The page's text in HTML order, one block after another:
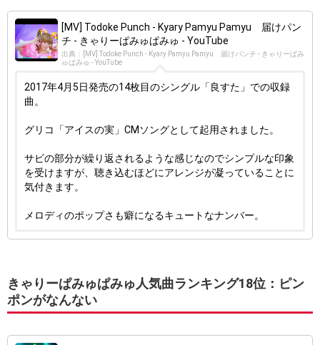
[MV] Todoke Punch - Kyary Pamyu Pamyu 届けパン
チ - きゃりーぱみゅぱみゅ - YouTube
出典：[MV] Todoke Punch - Kyary Pamyu Pamyu 届けパンチ - きゃりーぱみ
ゅぱみゅ - YouTube
2017年4月5日発売の14枚目のシングル「良すた」での収録
曲。
グリコ「アイスの実」CMソングとして起用されました。
サビの部分が繰り返されるような感じなのでシンプルな印象
を受けますが、聴き込むほどにアレンジが凝っていることに
気付きます。
メロディのポップさも癖になるキュートなナンバー。
きゃりーぱみゅぱみゅ人気曲ランキング18位：ピン
ポンがなんない